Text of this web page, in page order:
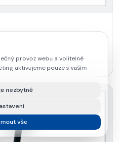
provoz webu a volitelné
aktivujeme pouze s vaším
nezbytné
vše